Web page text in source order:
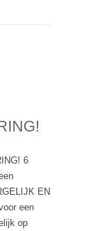
6
EN
een
op